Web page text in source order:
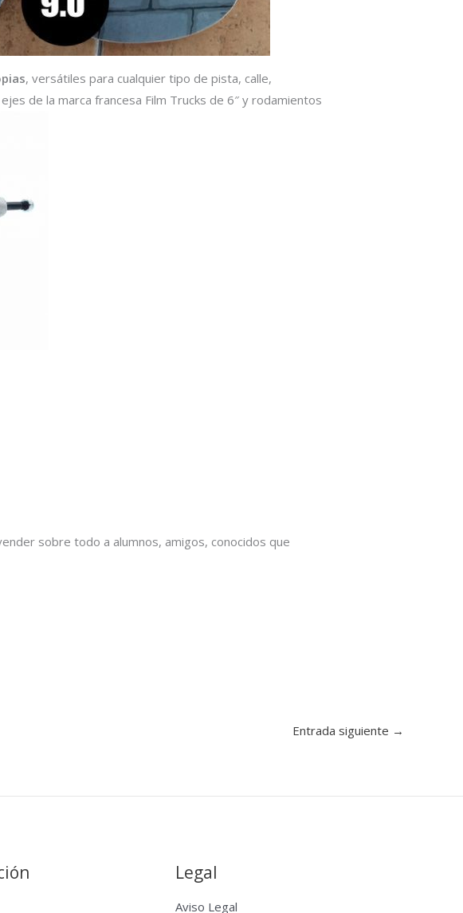
, versátiles para cualquier tipo de pista, calle,
de la marca francesa Film Trucks de 6″ y rodamientos
sobre todo a alumnos, amigos, conocidos que
Entrada siguiente →
Legal
Aviso Legal